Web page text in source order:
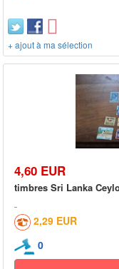
+ ajout à ma sélection
4,60 EUR
timbres Sri Lanka
2,29 EUR
0